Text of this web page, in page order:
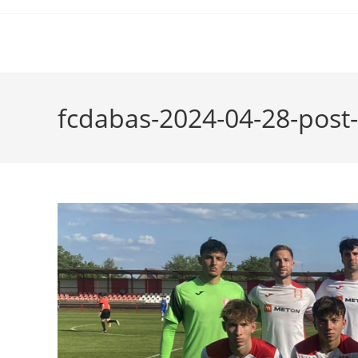
fcdabas-2024-04-28-